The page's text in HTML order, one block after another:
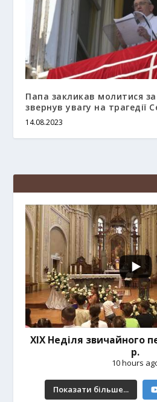
Папа закликав молитися за
звернув увагу на трагедії
14.08.2023
ХІХ Неділя звичайного
р.
10 hours
Показати більше...